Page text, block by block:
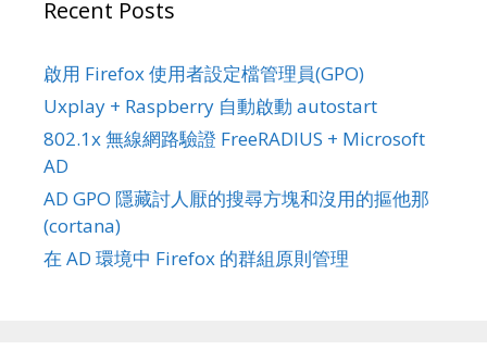
Recent Posts
啟用 Firefox 使用者設定檔管理員(GPO)
Uxplay + Raspberry 自動啟動 autostart
802.1x 無線網路驗證 FreeRADIUS + Microsoft
AD
AD GPO 隱藏討人厭的搜尋方塊和沒用的摳他那
(cortana)
在 AD 環境中 Firefox 的群組原則管理